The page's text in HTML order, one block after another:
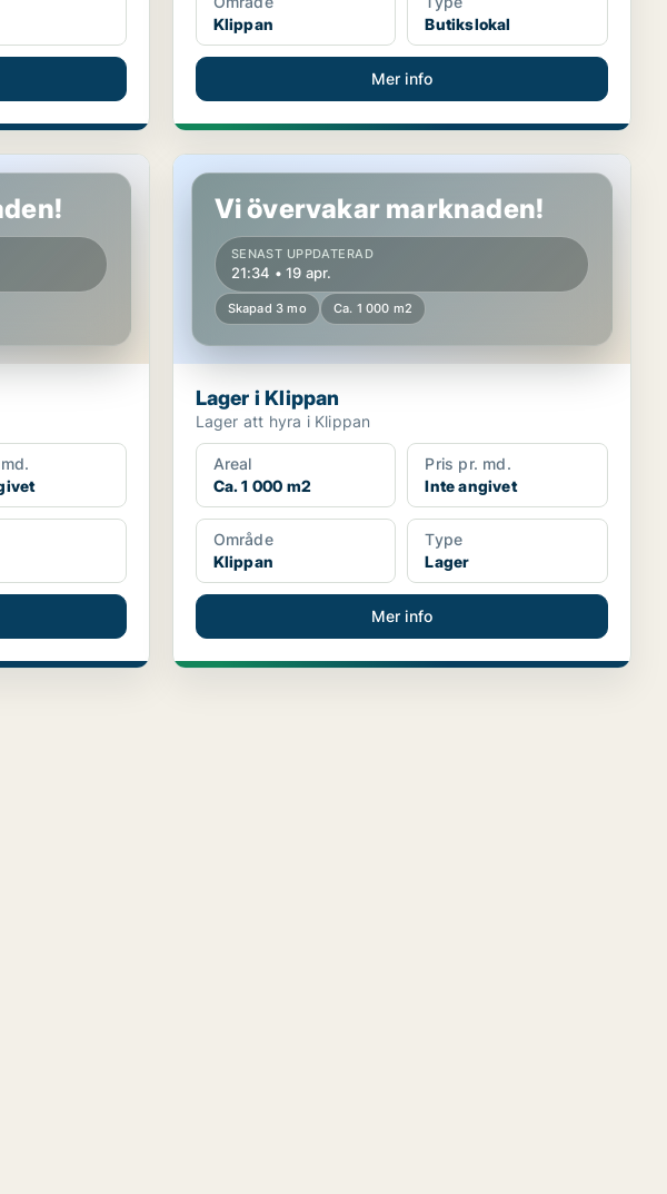
Klippan
Butikslokal
Mer info
Lager i Klippan
Vi övervakar marknaden!
SENAST UPPDATERAD
21:34 • 19 apr.
Skapad 3 mo Ca. 1 000 m2
Lager i Klippan
Lager att hyra i Klippan
Areal
Ca. 1 000 m2
Pris pr. md.
Inte angivet
Område
Klippan
Type
Lager
Mer info